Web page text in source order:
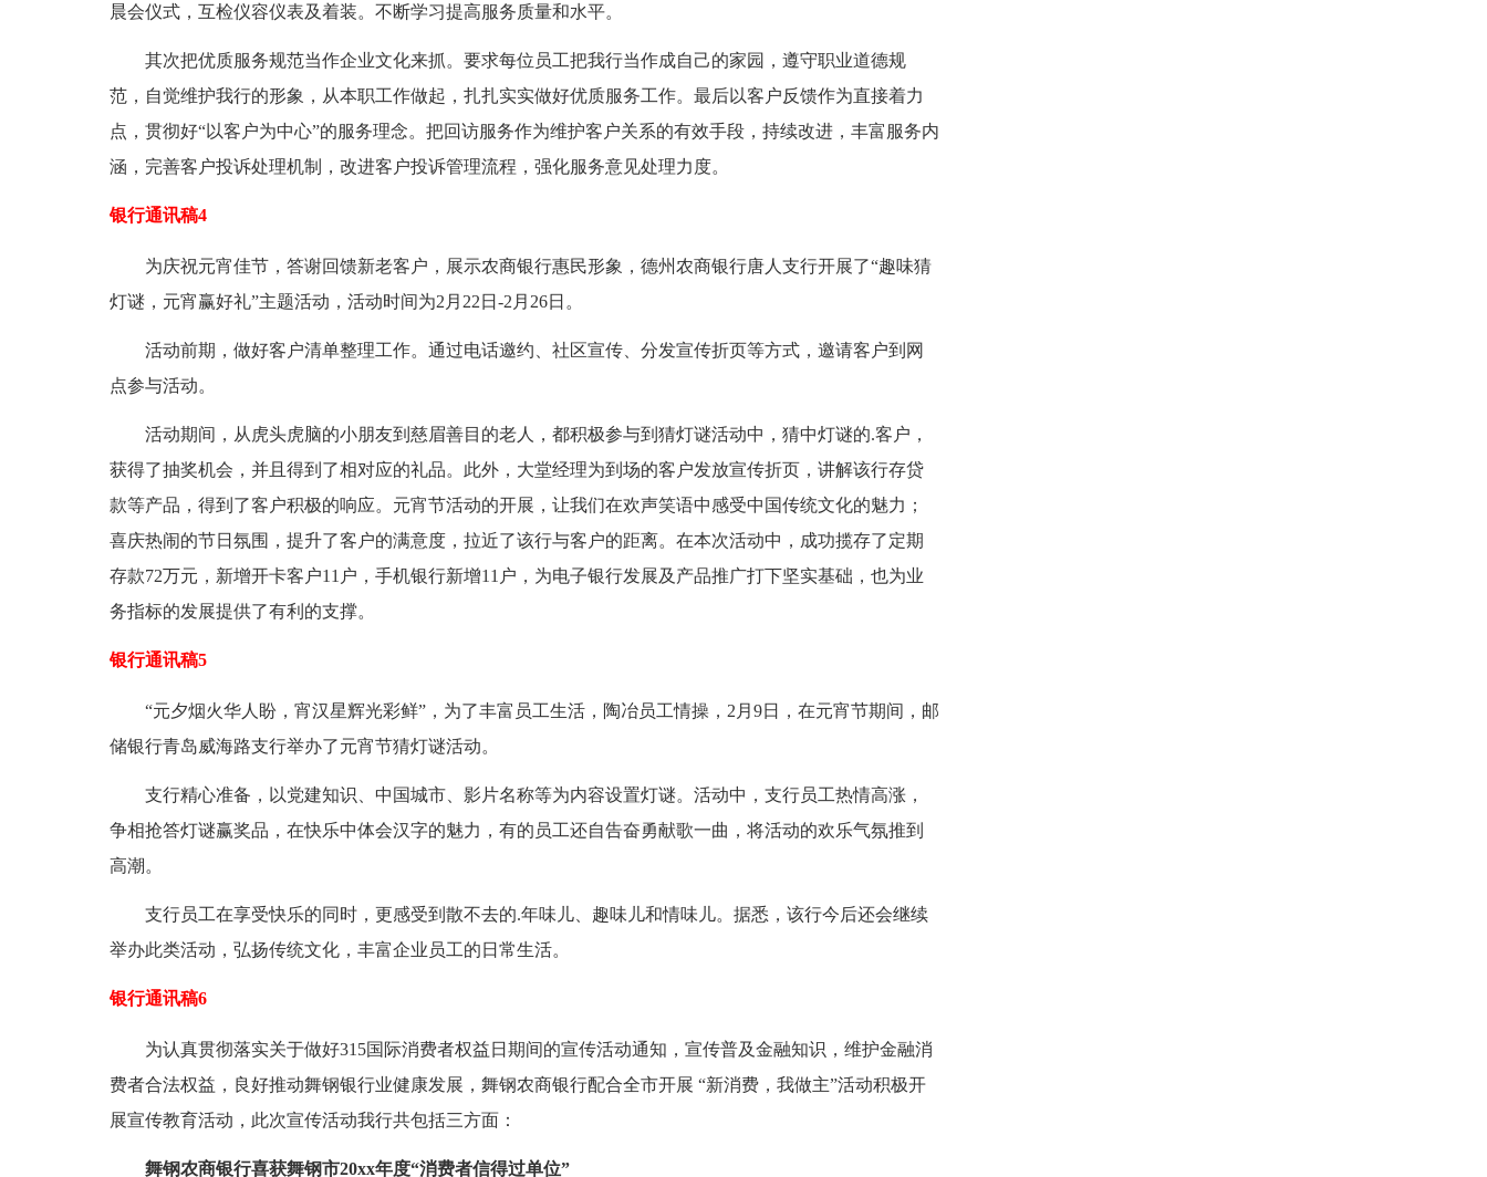
晨会仪式，互检仪容仪表及着装。不断学习提高服务质量和水平。
其次把优质服务规范当作企业文化来抓。要求每位员工把我行当作成自己的家园，遵守职业道德规
范，自觉维护我行的形象，从本职工作做起，扎扎实实做好优质服务工作。最后以客户反馈作为直接着力
点，贯彻好“以客户为中心”的服务理念。把回访服务作为维护客户关系的有效手段，持续改进，丰富服务内
涵，完善客户投诉处理机制，改进客户投诉管理流程，强化服务意见处理力度。
银行通讯稿4
为庆祝元宵佳节，答谢回馈新老客户，展示农商银行惠民形象，德州农商银行唐人支行开展了“趣味猜
灯谜，元宵赢好礼”主题活动，活动时间为2月22日-2月26日。
活动前期，做好客户清单整理工作。通过电话邀约、社区宣传、分发宣传折页等方式，邀请客户到网
点参与活动。
活动期间，从虎头虎脑的小朋友到慈眉善目的老人，都积极参与到猜灯谜活动中，猜中灯谜的.客户，
获得了抽奖机会，并且得到了相对应的礼品。此外，大堂经理为到场的客户发放宣传折页，讲解该行存贷
款等产品，得到了客户积极的响应。元宵节活动的开展，让我们在欢声笑语中感受中国传统文化的魅力；
喜庆热闹的节日氛围，提升了客户的满意度，拉近了该行与客户的距离。在本次活动中，成功揽存了定期
存款72万元，新增开卡客户11户，手机银行新增11户，为电子银行发展及产品推广打下坚实基础，也为业
务指标的发展提供了有利的支撑。
银行通讯稿5
“元夕烟火华人盼，宵汉星辉光彩鲜”，为了丰富员工生活，陶冶员工情操，2月9日，在元宵节期间，邮
储银行青岛威海路支行举办了元宵节猜灯谜活动。
支行精心准备，以党建知识、中国城市、影片名称等为内容设置灯谜。活动中，支行员工热情高涨，
争相抢答灯谜赢奖品，在快乐中体会汉字的魅力，有的员工还自告奋勇献歌一曲，将活动的欢乐气氛推到
高潮。
支行员工在享受快乐的同时，更感受到散不去的.年味儿、趣味儿和情味儿。据悉，该行今后还会继续
举办此类活动，弘扬传统文化，丰富企业员工的日常生活。
银行通讯稿6
为认真贯彻落实关于做好315国际消费者权益日期间的宣传活动通知，宣传普及金融知识，维护金融消
费者合法权益，良好推动舞钢银行业健康发展，舞钢农商银行配合全市开展 “新消费，我做主”活动积极开
展宣传教育活动，此次宣传活动我行共包括三方面：
舞钢农商银行喜获舞钢市20xx年度“消费者信得过单位”